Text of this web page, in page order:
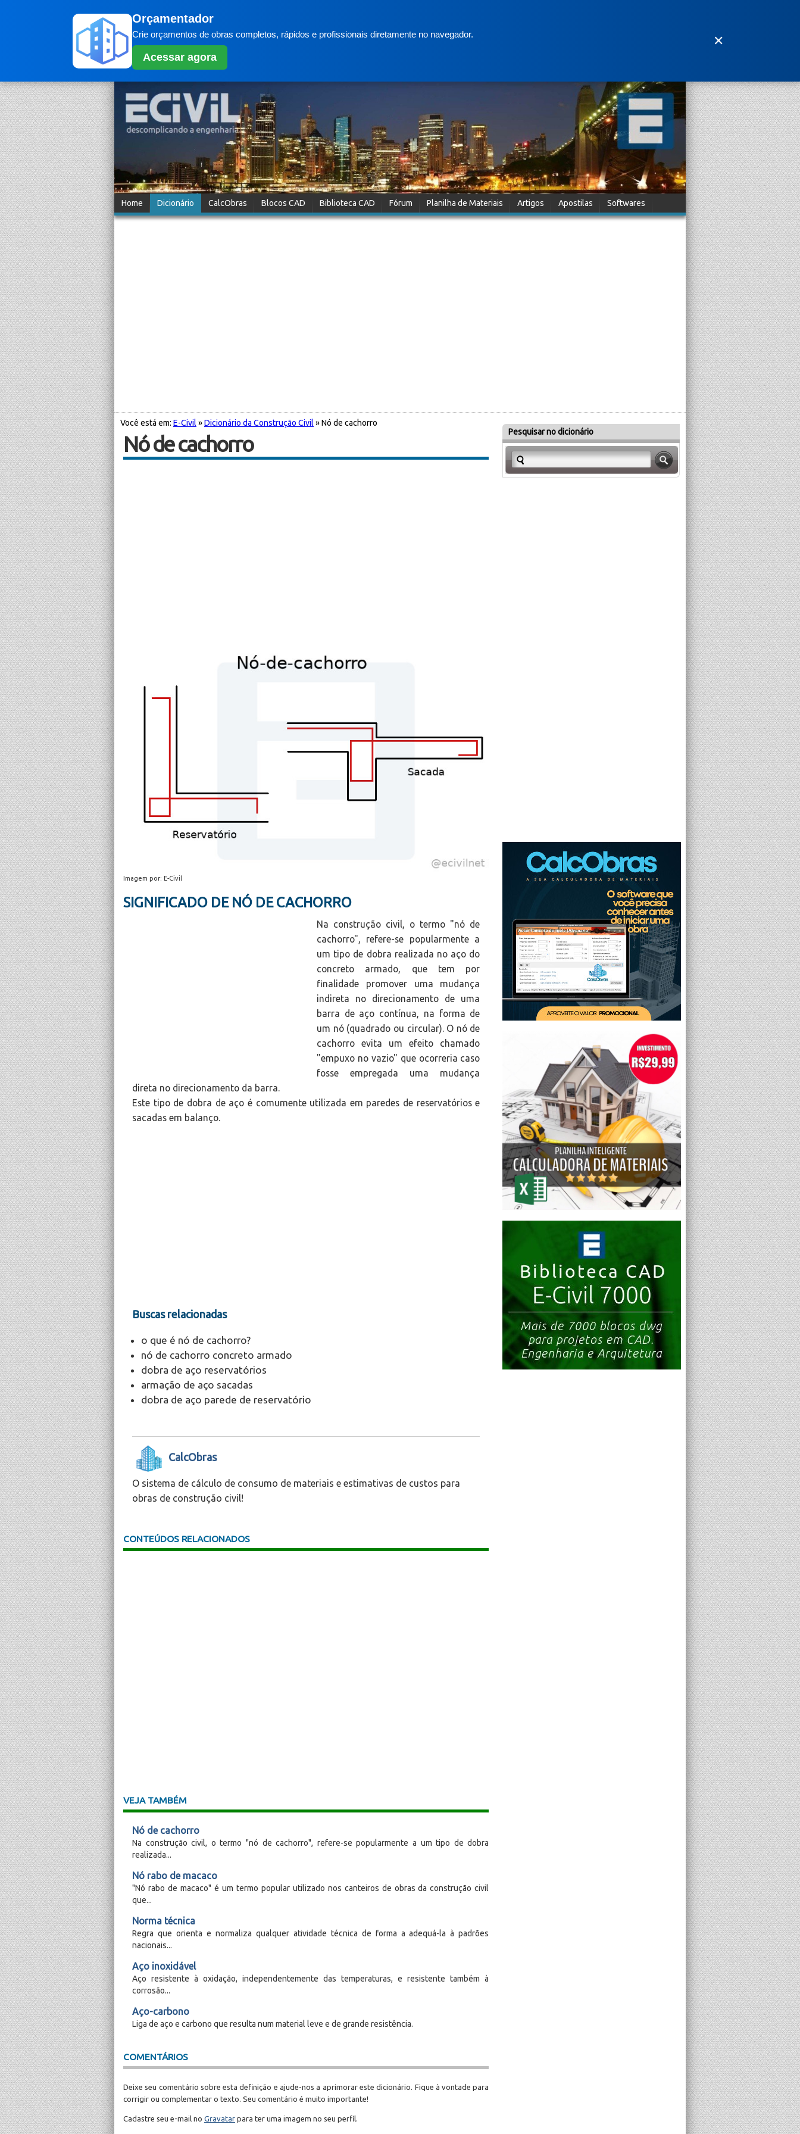
Orçamentador
Crie orçamentos de obras completos, rápidos e profissionais diretamente no navegador.
Acessar agora
✕
Home Dicionário CalcObras Blocos CAD Biblioteca CAD Fórum Planilha de Materiais Artigos Apostilas Softwares
Você está em: E-Civil »Dicionário da Construção Civil » Nó de cachorro
Nó de cachorro
Imagem por: E-Civil
SIGNIFICADO DE NÓ DE CACHORRO
Na construção civil, o termo "nó de
cachorro", refere-se popularmente a
um tipo de dobra realizada no aço do
concreto armado, que tem por
finalidade promover uma mudança
indireta no direcionamento de uma
barra de aço contínua, na forma de
um nó (quadrado ou circular). O nó de
cachorro evita um efeito chamado
"empuxo no vazio" que ocorreria caso
fosse empregada uma mudança
direta no direcionamento da barra.
Este tipo de dobra de aço é comumente utilizada em paredes de reservatórios e
sacadas em balanço.
Buscas relacionadas
o que é nó de cachorro?
nó de cachorro concreto armado
dobra de aço reservatórios
armação de aço sacadas
dobra de aço parede de reservatório
CalcObras
O sistema de cálculo de consumo de materiais e estimativas de custos para
obras de construção civil!
CONTEÚDOS RELACIONADOS
VEJA TAMBÉM
Nó de cachorro
Na construção civil, o termo "nó de cachorro", refere-se popularmente a um tipo de dobra
realizada...
Nó rabo de macaco
"Nó rabo de macaco" é um termo popular utilizado nos canteiros de obras da construção civil
que...
Norma técnica
Regra que orienta e normaliza qualquer atividade técnica de forma a adequá-la à padrões
nacionais...
Aço inoxidável
Aço resistente à oxidação, independentemente das temperaturas, e resistente também à
corrosão...
Aço-carbono
Liga de aço e carbono que resulta num material leve e de grande resistência.
COMENTÁRIOS
Deixe seu comentário sobre esta definição e ajude-nos a aprimorar este dicionário. Fique à vontade para
corrigir ou complementar o texto. Seu comentário é muito importante!
Cadastre seu e-mail no Gravatar para ter uma imagem no seu perfil.
Pesquisar no dicionário